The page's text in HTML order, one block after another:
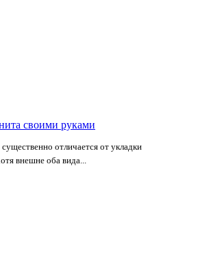
своими руками
отличается от укладки
внешне оба вида...